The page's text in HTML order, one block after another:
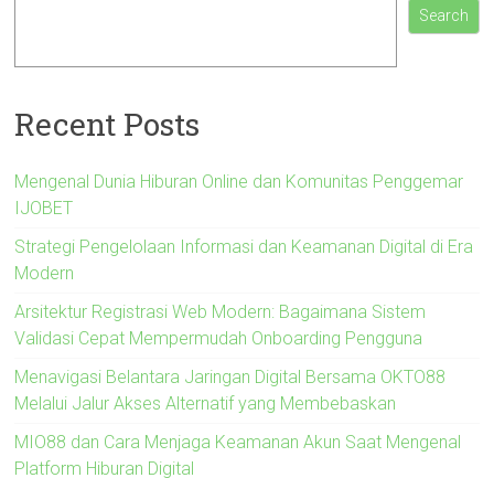
Search
Recent Posts
Mengenal Dunia Hiburan Online dan Komunitas Penggemar
IJOBET
Strategi Pengelolaan Informasi dan Keamanan Digital di Era
Modern
Arsitektur Registrasi Web Modern: Bagaimana Sistem
Validasi Cepat Mempermudah Onboarding Pengguna
Menavigasi Belantara Jaringan Digital Bersama OKTO88
Melalui Jalur Akses Alternatif yang Membebaskan
MIO88 dan Cara Menjaga Keamanan Akun Saat Mengenal
Platform Hiburan Digital